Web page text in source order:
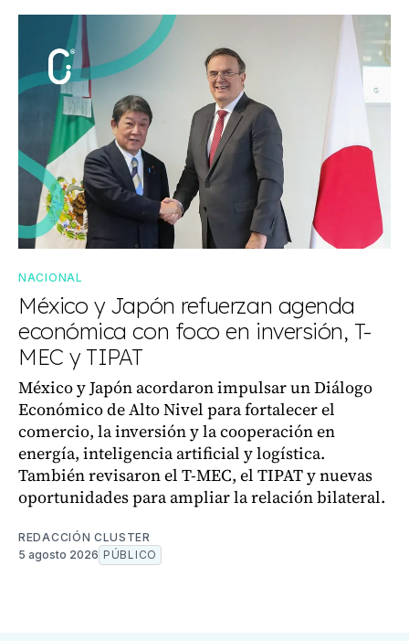
NACIONAL
México y Japón refuerzan agenda
económica con foco en inversión, T-
MEC y TIPAT
México y Japón acordaron impulsar un Diálogo
Económico de Alto Nivel para fortalecer el
comercio, la inversión y la cooperación en
energía, inteligencia artificial y logística.
También revisaron el T-MEC, el TIPAT y nuevas
oportunidades para ampliar la relación bilateral.
REDACCIÓN CLUSTER
5 agosto 2026 PÚBLICO